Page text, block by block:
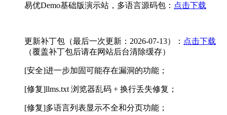
易优Demo基础版演示站，多语言源码包： 点击下载
更新补丁包（最后一次更新：2026-07-13）： 点击下载
（覆盖补丁包后请在网站后台清除缓存）
[安全]进一步加固可能存在漏洞的功能；
[修复]llms.txt 浏览器乱码 + 换行丢失修复；
[修复]多语言列表显示不全和分页功能；